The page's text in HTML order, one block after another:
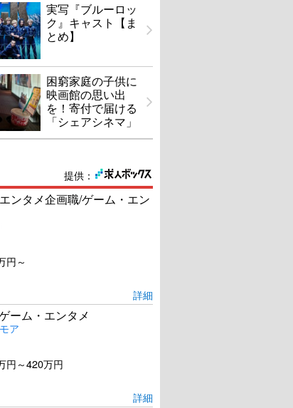
実写『ブルーロッ
ク』キャスト【ま
とめ】
困窮家庭の子供に
映画館の思い出
を！寄付で届ける
「シェアシネマ」
提供：
ンタメ企画職/ゲーム・エン
円～
詳細
ーム・エンタメ
ア
円～420万円
詳細